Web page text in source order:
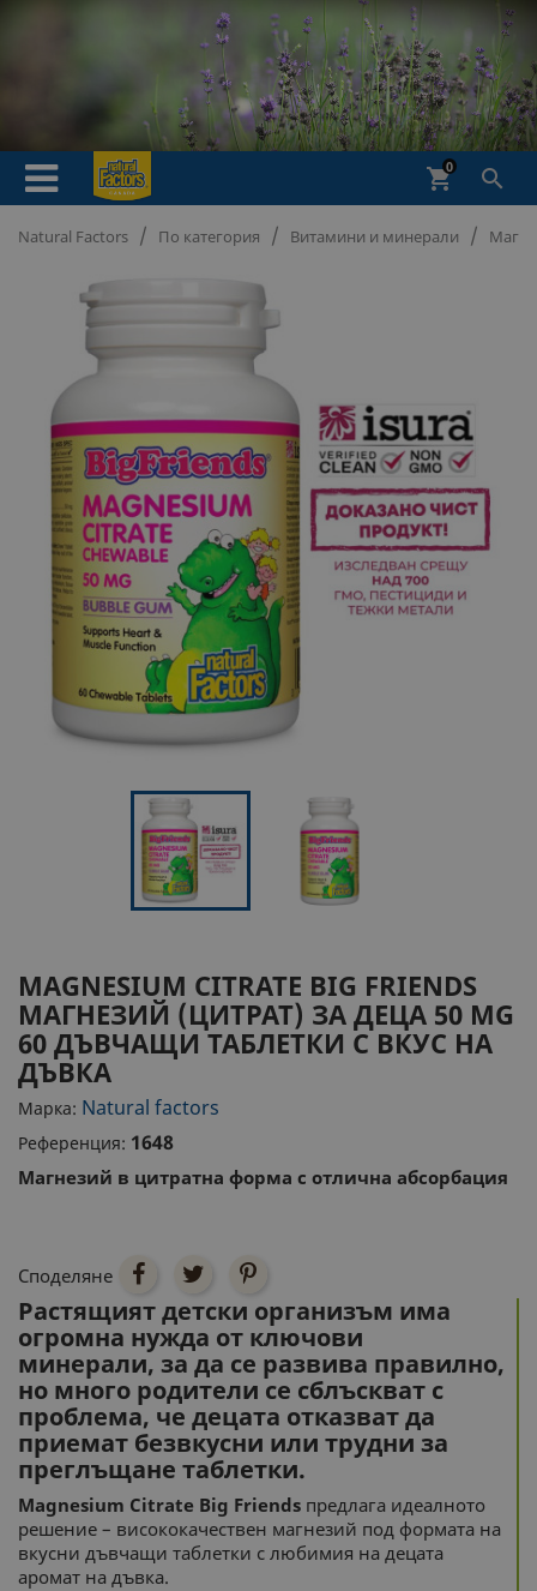

shopping_cart
0
Natural Factors По категория Витамини и минерали
MAGNESIUM CITRATE BIG FRIENDS
МАГНЕЗИЙ (ЦИТРАТ) ЗА ДЕЦА 50 MG
60 ДЪВЧАЩИ ТАБЛЕТКИ С ВКУС НА
ДЪВКА
Марка: Natural factors
Референция: 1648
Магнезий в цитратна форма с отлична абсорбация
Споделяне
Растящият детски организъм има
огромна нужда от ключови
минерали, за да се развива правилно,
но много родители се сблъскват с
проблема, че децата отказват да
приемат безвкусни или трудни за
преглъщане таблетки.
Magnesium Citrate Big Friends предлага идеалното
решение – висококачествен магнезий под формата на
вкусни дъвчащи таблетки с любимия на децата
аромат на дъвка.